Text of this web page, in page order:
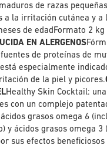
de razas
a la irritación cutánea y a
de edadFormato 2
EN ALERGENOS
de proteínas de
está especialmente
de la piel y picores.
Healthy Skin Cocktail:
con un complejo
grasos omega 6
y ácidos grasos omega 3
sus efectos